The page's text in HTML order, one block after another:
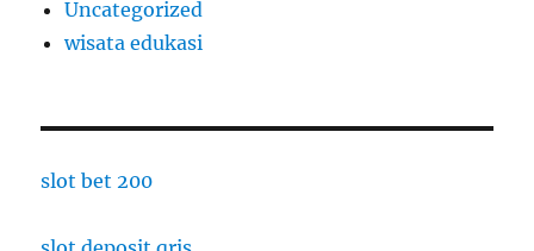
Uncategorized
wisata edukasi
slot bet 200